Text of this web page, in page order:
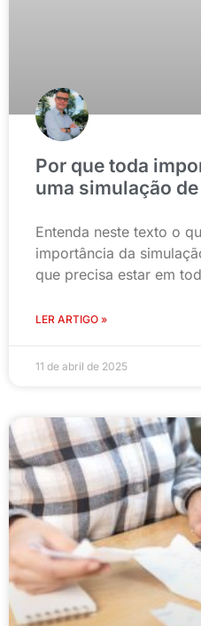
Por que toda
uma simulação
Entenda neste texto o
importância da
que precisa estar em
LER ARTIGO »
11 de abril de 2025